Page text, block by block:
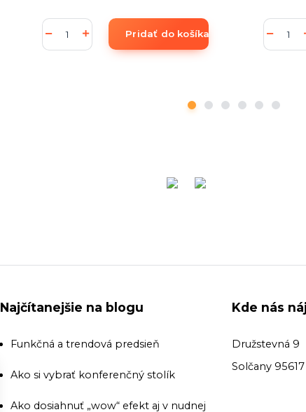
Pridať do košíka
Najčítanejšie na blogu
Funkčná a trendová predsieň
Ako si vybrať konferenčný stolík
Ako dosiahnuť „wow“ efekt aj v nudnej
Kde nás
Družstevná 9
Solčany 95617